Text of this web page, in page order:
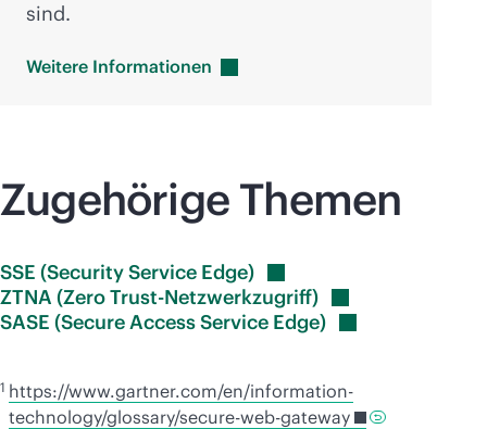
sind.
Weitere Informationen
Zugehörige Themen
SSE (Security Service Edge)
ZTNA (ZeroTrust-Netzwerkzugriff)
SASE (Secure Access Service Edge)
1 https://www.gartner.com/en/information-
technology/glossary/secure-web-gateway